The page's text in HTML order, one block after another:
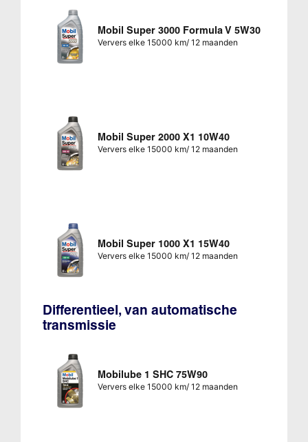
Mobil Super 3000 Formula V 5W30
Ververs elke 15000 km/ 12 maanden
Mobil Super 2000 X1 10W40
Ververs elke 15000 km/ 12 maanden
Mobil Super 1000 X1 15W40
Ververs elke 15000 km/ 12 maanden
Differentieel, van automatische
transmissie
Mobilube 1 SHC 75W90
Ververs elke 15000 km/ 12 maanden